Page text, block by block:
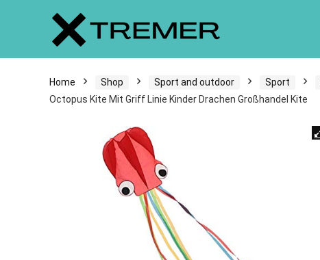
Home Shop Sport and outdoor Sport
Octopus Kite Mit Griff Linie Kinder Drachen Großhandel Kite